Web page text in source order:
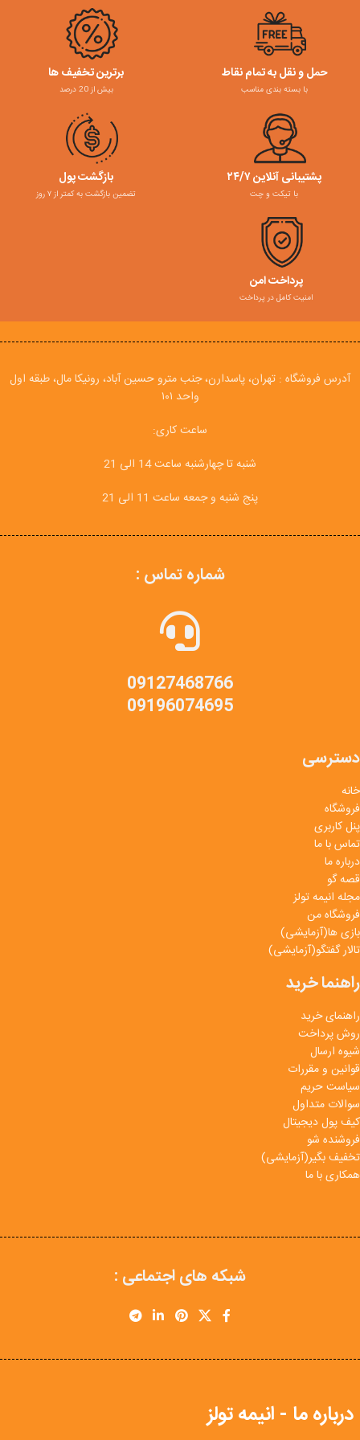
حمل و نقل به تمام نقاط
با بسته بندی مناسب
برترین تخفیف ها
بیش از 20 درصد
پشتیبانی آنلاین ۲۴/۷
با تیکت و چت
بازگشت پول
تضمین بازگشت به کمتر از ۷ روز
پرداخت امن
امنیت کامل در پرداخت
آدرس فروشگاه : تهران، پاسدارن، جنب مترو حسین آباد، رونیکا مال، طبقه اول
واحد ۱۰۱
ساعت کاری:
شنبه تا چهارشنبه ساعت 14 الی 21
پنج شنبه و جمعه ساعت 11 الی 21
شماره تماس :
09127468766
09196074695
دسترسی
خانه
فروشگاه
پنل کاربری
تماس با ما
درباره ما
قصه گو
مجله انیمه تولز
فروشگاه من
بازی ها(آزمایشی)
تالار گفتگو(آزمایشی)
راهنما خرید
راهنمای خرید
روش پرداخت
شیوه ارسال
قوانین و مقررات
سیاست حریم
سوالات متداول
کیف پول دیجیتال
فروشنده شو
تخفیف بگیر(آزمایشی)
همکاری با ما
شبکه های اجتماعی :
درباره ما - انیمه تولز